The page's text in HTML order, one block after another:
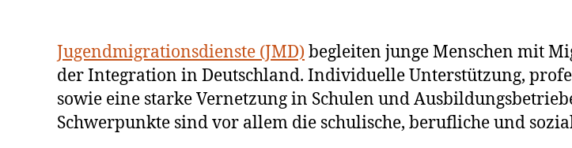
Jugendmigrationsdienste (JMD) begleiten junge Menschen mit
der Integration in Deutschland. Individuelle Unterstützung,
sowie eine starke Vernetzung in Schulen und
Schwerpunkte sind vor allem die schulische, berufliche und